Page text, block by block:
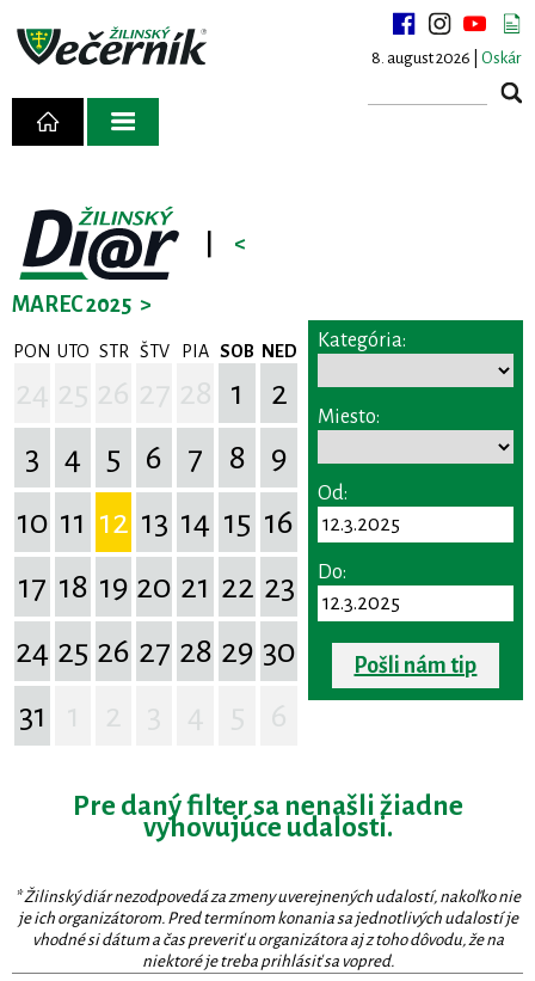
8. august 2026 | Oskár
<
MAREC 2025 >
PON UTO STR ŠTV PIA SOB NED
1
2
3
4 5 6 7 8
9
10 11 12 13 14 15 16
17 18 19 20 21 22 23
24 25 26 27 28 29 30
31
Kategória:
Miesto:
Od:
Do:
Pošli nám tip
Pre daný filter sa nenašli žiadne
vyhovujúce udalosti.
* Žilinský diár nezodpovedá za zmeny uverejnených udalostí, nakoľko nie
je ich organizátorom. Pred termínom konania sa jednotlivých udalostí je
vhodné si dátum a čas preveriť u organizátora aj z toho dôvodu, že na
niektoré je treba prihlásiť sa vopred.